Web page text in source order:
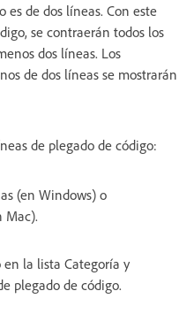
de dos líneas. Con este
se contraerán todos los
dos líneas. Los
de dos líneas se mostrarán
de plegado de código:
(en Windows) o
Mac).
la lista Categoría y
plegado de código.